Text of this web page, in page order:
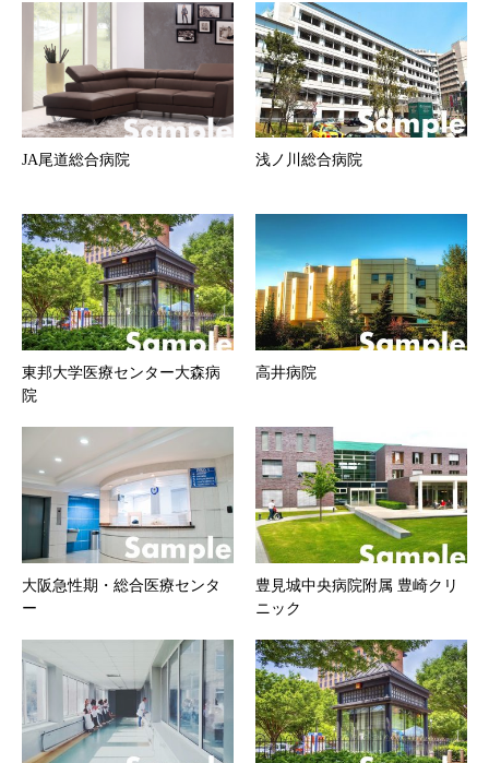
JA尾道総合病院 浅ノ川総合病院
東邦大学医療センター大森病
院
高井病院
大阪急性期・総合医療センタ
ー
豊見城中央病院附属 豊崎クリ
ニック